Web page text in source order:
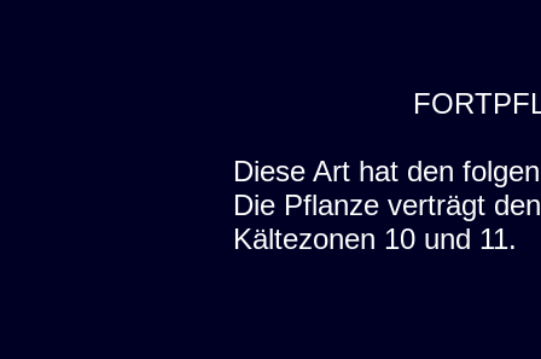
Diese Art hat den
Die Pflanze verträgt
Kältezonen 10 und 11.